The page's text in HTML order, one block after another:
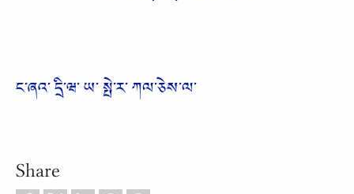
ང༌ཞའ༌ དྲི༌ཝ༌ ཡ༌ སྤེ༌ར༌ ཀལ༌ཅེས༌ལ༌
Share